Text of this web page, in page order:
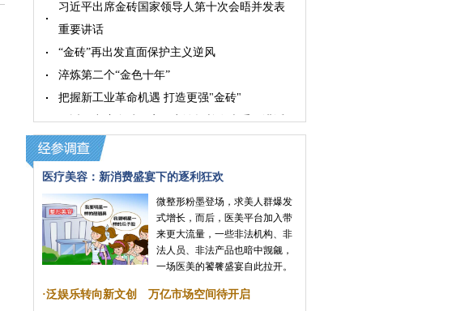
习近平出席金砖国家领导人第十次会晤并发表
重要讲话
“金砖”再出发直面保护主义逆风
淬炼第二个“金色十年”
把握新工业革命机遇 打造更强"金砖"
习近平出席金砖国家工商论坛并发表重要讲话
医疗美容：新消费盛宴下的逐利狂欢
微整形粉墨登场，求美人群爆发
式增长，而后，医美平台加入带
来更大流量，一些非法机构、非
法人员、非法产品也暗中觊觎，
一场医美的饕餮盛宴自此拉开。
·泛娱乐转向新文创 万亿市场空间待开启